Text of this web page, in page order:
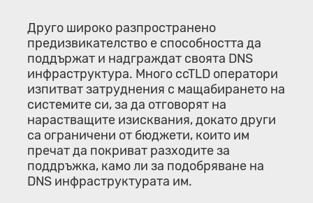
Друго широко разпространено
предизвикателство е способността да
поддържат и надграждат своята DNS
инфраструктура. Много ccTLD оператори
изпитват затруднения с мащабирането на
системите си, за да отговорят на
нарастващите изисквания, докато други
са ограничени от бюджети, които им
пречат да покриват разходите за
поддръжка, камо ли за подобряване на
DNS инфраструктурата им.